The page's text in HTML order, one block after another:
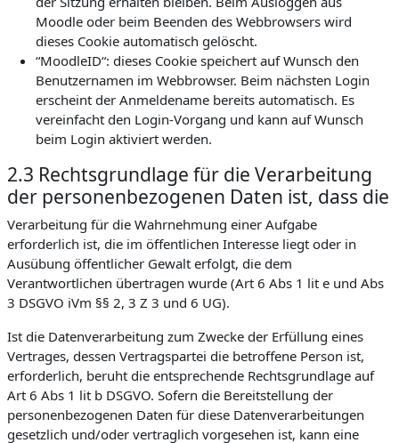
Moodle oder beim Beenden des Webbrowsers wird
dieses Cookie automatisch gelöscht.
“MoodleID“: dieses Cookie speichert auf Wunsch den
Benutzernamen im Webbrowser. Beim nächsten Login
erscheint der Anmeldename bereits automatisch. Es
vereinfacht den Login-Vorgang und kann auf Wunsch
beim Login aktiviert werden.
2.3 Rechtsgrundlage für die Verarbeitung
der personenbezogenen Daten ist, dass die
Verarbeitung für die Wahrnehmung einer Aufgabe
erforderlich ist, die im öffentlichen Interesse liegt oder in
Ausübung öffentlicher Gewalt erfolgt, die dem
Verantwortlichen übertragen wurde (Art 6 Abs 1 lit e und Abs
3 DSGVO iVm §§ 2, 3 Z 3 und 6 UG).
Ist die Datenverarbeitung zum Zwecke der Erfüllung eines
Vertrages, dessen Vertragspartei die betroffene Person ist,
erforderlich, beruht die entsprechende Rechtsgrundlage auf
Art 6 Abs 1 lit b DSGVO. Sofern die Bereitstellung der
personenbezogenen Daten für diese Datenverarbeitungen
gesetzlich und/oder vertraglich vorgesehen ist, kann eine